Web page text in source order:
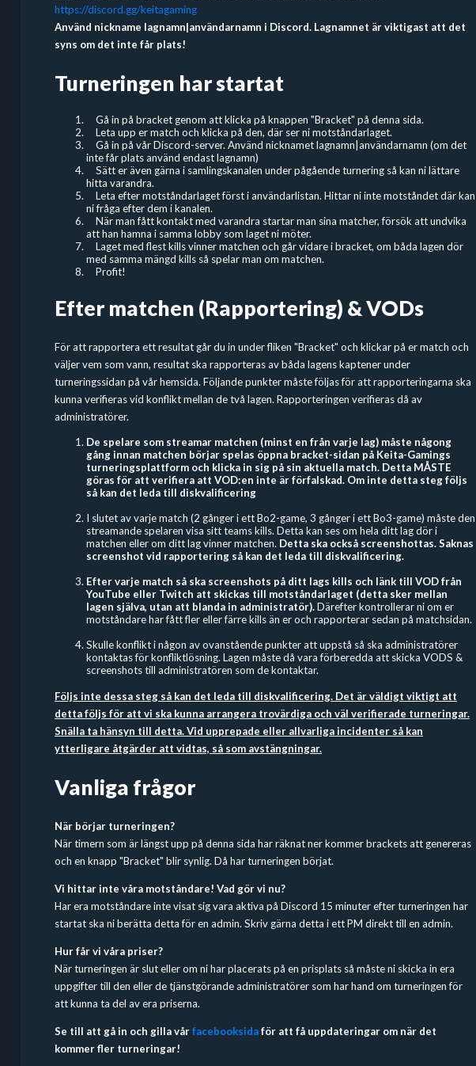
https://discord.gg/keitagaming
Använd nickname lagnamn|användarnamn i Discord. Lagnamnet är viktigast att det
syns om det inte får plats!
Turneringen har startat
Gå in på bracket genom att klicka på knappen "Bracket" på denna sida.
Leta upp er match och klicka på den, där ser ni motståndarlaget.
Gå in på vår Discord-server. Använd nicknamet lagnamn|användarnamn (om det
inte får plats använd endast lagnamn)
Sätt er även gärna i samlingskanalen under pågående turnering så kan ni lättare
hitta varandra.
Leta efter motståndarlaget först i användarlistan. Hittar ni inte motståndet där kan
ni fråga efter dem i kanalen.
När man fått kontakt med varandra startar man sina matcher, försök att undvika
att han hamna i samma lobby som laget ni möter.
Laget med flest kills vinner matchen och går vidare i bracket, om båda lagen dör
med samma mängd kills så spelar man om matchen.
Profit!
Efter matchen (Rapportering) & VODs
För att rapportera ett resultat går du in under fliken "Bracket" och klickar på er match och
väljer vem som vann, resultat ska rapporteras av båda lagens kaptener under
turneringssidan på vår hemsida. Följande punkter måste följas för att rapporteringarna ska
kunna verifieras vid konflikt mellan de två lagen. Rapporteringen verifieras då av
administratörer.
De spelare som streamar matchen (minst en från varje lag) måste någong
gång innan matchen börjar spelas öppna bracket-sidan på Keita-Gamings
turneringsplattform och klicka in sig på sin aktuella match. Detta MÅSTE
göras för att verifiera att VOD:en inte är förfalskad. Om inte detta steg följs
så kan det leda till diskvalificering
I slutet av varje match (2 gånger i ett Bo2-game, 3 gånger i ett Bo3-game) måste den
streamande spelaren visa sitt teams kills. Detta kan ses om hela ditt lag dör i
matchen eller om ditt lag vinner matchen. Detta ska också screenshottas. Saknas
screenshot vid rapportering så kan det leda till diskvalificering.
Efter varje match så ska screenshots på ditt lags kills och länk till VOD från
YouTube eller Twitch att skickas till motståndarlaget (detta sker mellan
lagen själva, utan att blanda in administratör).Därefter kontrollerar ni om er
motståndare har fått fler eller färre kills än er och rapporterar sedan på matchsidan.
Skulle konflikt i någon av ovanstående punkter att uppstå så ska administratörer
kontaktas för konfliktlösning. Lagen måste då vara förberedda att skicka VODS &
screenshots till administratören som de kontaktar.
Följs inte dessa steg så kan det leda till diskvalificering. Det är väldigt viktigt att
detta följs för att vi ska kunna arrangera trovärdiga och väl verifierade turneringar.
Snälla ta hänsyn till detta. Vid upprepade eller allvarliga incidenter så kan
ytterligare åtgärder att vidtas, så som avstängningar.
Vanliga frågor
När börjar turneringen?
När timern som är längst upp på denna sida har räknat ner kommer brackets att genereras
och en knapp "Bracket" blir synlig. Då har turneringen börjat.
Vi hittar inte våra motståndare! Vad gör vi nu?
Har era motståndare inte visat sig vara aktiva på Discord 15 minuter efter turneringen har
startat ska ni berätta detta för en admin. Skriv gärna detta i ett PM direkt till en admin.
Hur får vi våra priser?
När turneringen är slut eller om ni har placerats på en prisplats så måste ni skicka in era
uppgifter till den eller de tjänstgörande administratörer som har hand om turneringen för
att kunna ta del av era priserna.
Se till att gå in och gilla vårfacebooksidaför att få uppdateringar om när det
kommer fler turneringar!